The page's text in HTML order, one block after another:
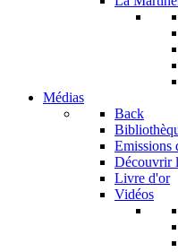
Médias
Back
Emissions
Découvrir
Livre d'or
Vidéos